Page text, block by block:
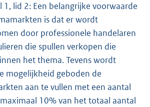
1, lid 2: Een belangrijke voorwaarde
is dat er wordt
door professionele handelaren
die spullen verkopen die
het thema. Tevens wordt
mogelijkheid geboden de
aan te vullen met een aantal
10% van het totaal aantal